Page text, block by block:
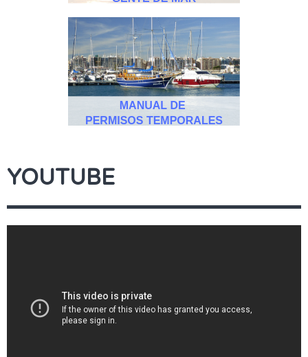
YOUTUBE